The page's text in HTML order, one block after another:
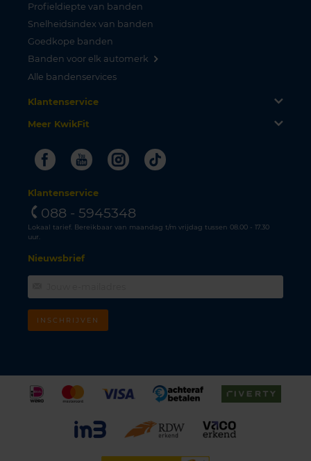
Profieldiepte van banden
Snelheidsindex van banden
Goedkope banden
Banden voor elk automerk
Alle bandenservices
Klantenservice
Meer KwikFit
FacebookYoutubeInstagram
Tiktok
Klantenservice
088 - 5945348
Lokaal tarief. Bereikbaar van maandag t/m vrijdag tussen 08.00 - 17.30
uur.
Nieuwsbrief
INSCHRIJVEN